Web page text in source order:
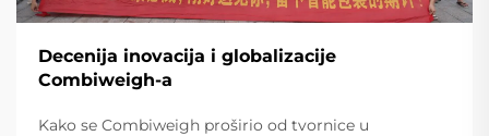
Decenija inovacija i globalizacije
Combiweigh-a
Kako se Combiweigh proširio od tvornice u